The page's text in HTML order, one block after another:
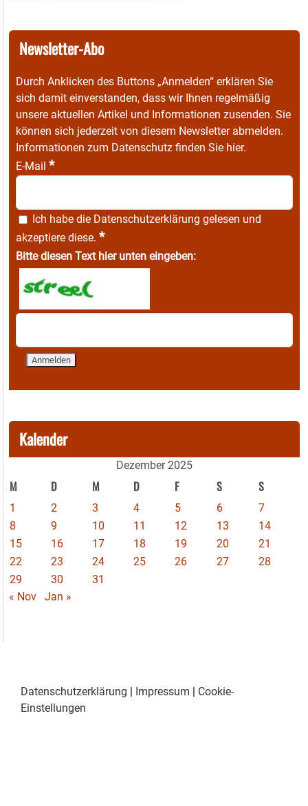
Newsletter-Abo
Durch Anklicken des Buttons „Anmelden“ erklären Sie
sich damit einverstanden, dass wir Ihnen regelmäßig
unsere aktuellen Artikel und Informationen zusenden. Sie
können sich jederzeit von diesem Newsletter abmelden.
Informationen zum Datenschutz finden Sie hier.
E-Mail *
Ich habe die Datenschutzerklärung gelesen und
akzeptiere diese. *
Bitte diesen Text hier unten eingeben:
Kalender
Dezember 2025
M D M D F S S
1 2 3 4 5 6
7
8
9 10 11 12 13
14
15
16 17 18 19 20
21
22
23 24 25 26 27
28
29
30
31
« Nov
Jan »
Datenschutzerklärung | Impressum | Cookie-
Einstellungen